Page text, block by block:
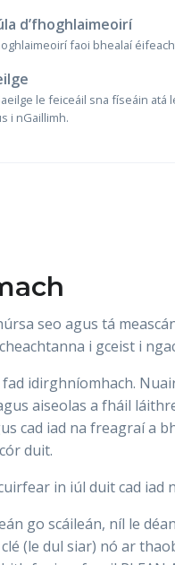
d’fhoghlaimeoirí
faoi bhealaí
le feiceáil sna físeáin atá
i nGaillimh.
seo agus tá
i gceist i
idirghníomhach.
aiseolas a fháil
cad iad na freagraí a
duit.
in iúl duit cad
go scáileán, níl le
(le dul siar) nó ar